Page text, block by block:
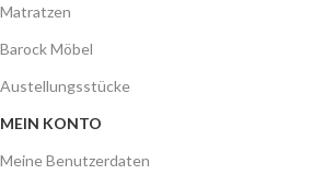
Matratzen
Barock Möbel
Austellungsstücke
MEIN KONTO
Meine Benutzerdaten